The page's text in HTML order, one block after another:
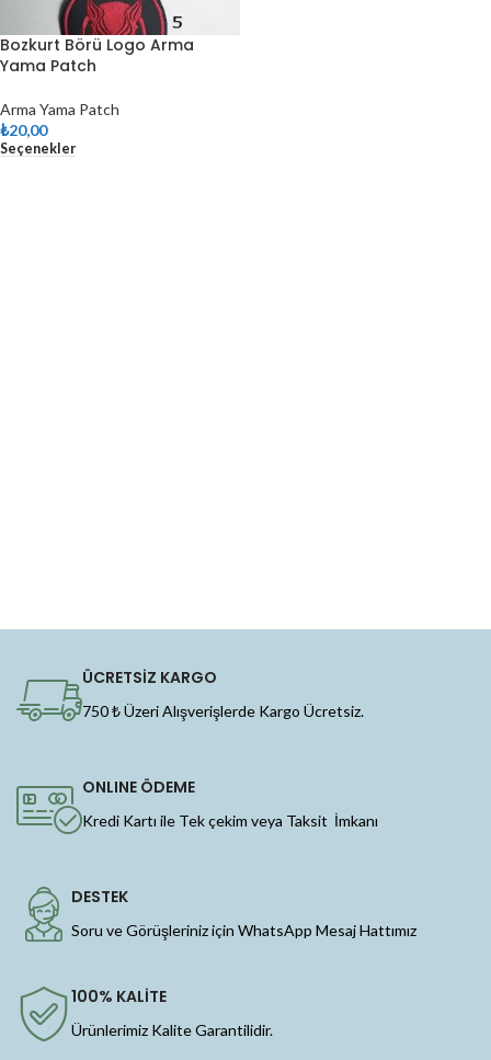
Bozkurt Börü Logo Arma
Yama Patch
Arma Yama Patch
₺20,00
Seçenekler
ÜCRETSİZ KARGO
750 ₺ Üzeri Alışverişlerde Kargo Ücretsiz.
ONLINE ÖDEME
Kredi Kartı ile Tek çekim veya Taksit İmkanı
DESTEK
Soru ve Görüşleriniz için WhatsApp Mesaj Hattımız
100% KALİTE
Ürünlerimiz Kalite Garantilidir.